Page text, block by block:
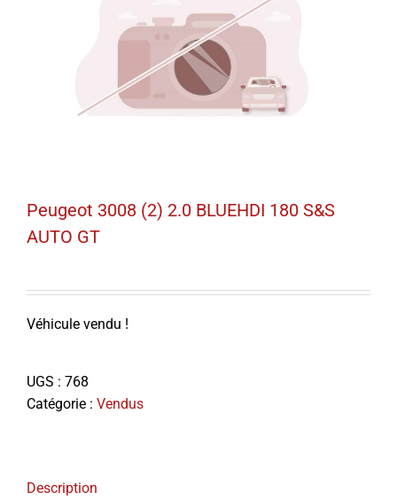
Peugeot 3008 (2) 2.0 BLUEHDI 180 S&S
AUTO GT
Véhicule vendu !
UGS : 768
Catégorie : Vendus
Description